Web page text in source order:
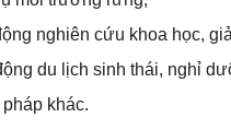
nghiên cứu khoa học,
du lịch sinh thái, nghỉ
khác.